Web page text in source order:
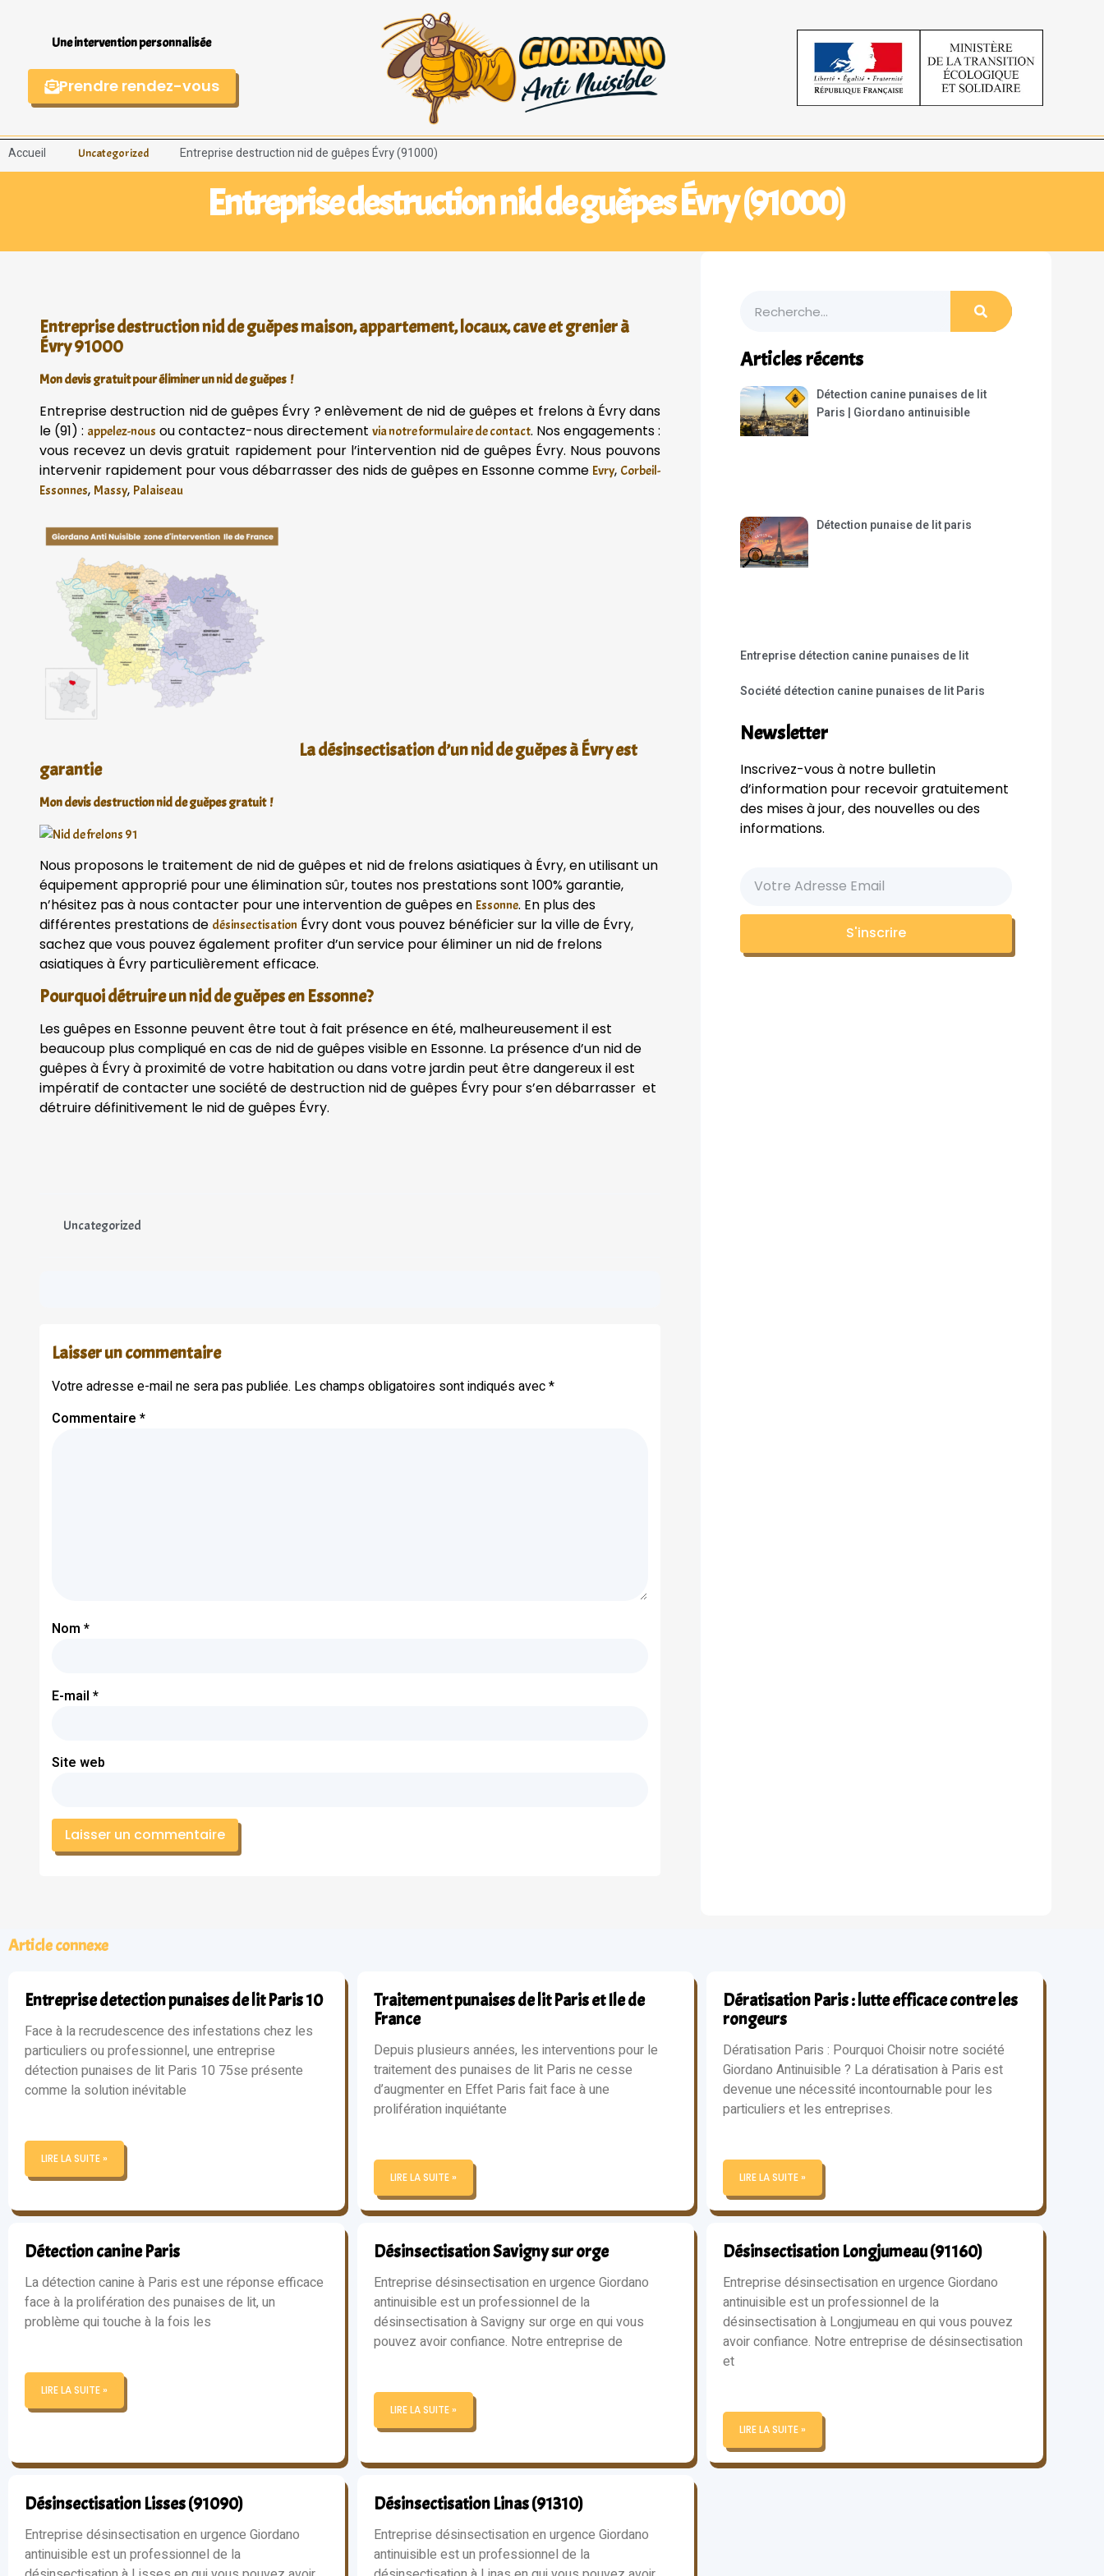
Une intervention personnalisée
Prendre rendez-vous
Accueil Uncategorized Entreprise destruction nid de guêpes Évry (91000)
Entreprise destruction nid de guêpes Évry (91000)
Entreprise destruction nid de guêpes maison, appartement, locaux, cave et grenier à
Évry 91000
Mon devis gratuit pour éliminer un nid de guêpes !
Entreprise destruction nid de guêpes Évry ? enlèvement de nid de guêpes et frelons à Évry dans
le (91) : appelez-nous ou contactez-nous directementvia notre formulaire de contact. Nos engagements :
vous recevez un devis gratuit rapidement pour l’intervention nid de guêpes Évry. Nous pouvons
intervenir rapidement pour vous débarrasser des nids de guêpes en Essonne comme Evry, Corbeil-
Essonnes, Massy, Palaiseau
La désinsectisation d’un nid de guêpes à Évry est
garantie
Mon devis destruction nid de guêpes gratuit !
Nous proposons le traitement de nid de guêpes et nid de frelons asiatiques à Évry, en utilisant un
équipement approprié pour une élimination sûr, toutes nos prestations sont 100% garantie,
n’hésitez pas à nous contacter pour une intervention de guêpes en Essonne. En plus des
différentes prestations de désinsectisation Évry dont vous pouvez bénéficier sur la ville de Évry,
sachez que vous pouvez également profiter d’un service pour éliminer un nid de frelons
asiatiques à Évry particulièrement efficace.
Pourquoi détruire un nid de guêpes en Essonne?
Les guêpes en Essonne peuvent être tout à fait présence en été, malheureusement il est
beaucoup plus compliqué en cas de nid de guêpes visible en Essonne. La présence d’un nid de
guêpes à Évry à proximité de votre habitation ou dans votre jardin peut être dangereux il est
impératif de contacter une société de destruction nid de guêpes Évry pour s’en débarrasser et
détruire définitivement le nid de guêpes Évry.
Uncategorized
Laisser un commentaire
Votre adresse e-mail ne sera pas publiée. Les champs obligatoires sont indiqués avec*
Commentaire *
Nom *
E-mail *
Site web
Articles récents
Détection canine punaises de lit
Paris | Giordano antinuisible
Détection punaise de lit paris
Entreprise détection canine punaises de lit
Société détection canine punaises de lit Paris
Newsletter
Inscrivez-vous à notre bulletin
d’information pour recevoir gratuitement
des mises à jour, des nouvelles ou des
informations.
S'inscrire
Article connexe
Entreprise detection punaises de lit Paris 10
Face à la recrudescence des infestations chez les
particuliers ou professionnel, une entreprise
détection punaises de lit Paris 10 75se présente
comme la solution inévitable
LIRE LA SUITE »
Traitement punaises de lit Paris et Ile de
France
Depuis plusieurs années, les interventions pour le
traitement des punaises de lit Paris ne cesse
d’augmenter en Effet Paris fait face à une
prolifération inquiétante
LIRE LA SUITE »
Dératisation Paris : lutte efficace contre les
rongeurs
Dératisation Paris : Pourquoi Choisir notre société
Giordano Antinuisible ? La dératisation à Paris est
devenue une nécessité incontournable pour les
particuliers et les entreprises.
LIRE LA SUITE »
Détection canine Paris
La détection canine à Paris est une réponse efficace
face à la prolifération des punaises de lit, un
problème qui touche à la fois les
LIRE LA SUITE »
Désinsectisation Savigny sur orge
Entreprise désinsectisation en urgence Giordano
antinuisible est un professionnel de la
désinsectisation à Savigny sur orge en qui vous
pouvez avoir confiance. Notre entreprise de
LIRE LA SUITE »
Désinsectisation Longjumeau (91160)
Entreprise désinsectisation en urgence Giordano
antinuisible est un professionnel de la
désinsectisation à Longjumeau en qui vous pouvez
avoir confiance. Notre entreprise de désinsectisation
et
LIRE LA SUITE »
Désinsectisation Lisses (91090)
Entreprise désinsectisation en urgence Giordano
antinuisible est un professionnel de la
Désinsectisation Linas (91310)
Entreprise désinsectisation en urgence Giordano
antinuisible est un professionnel de la